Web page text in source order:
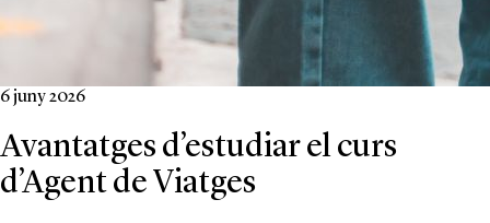
6 juny 2026
Avantatges d’estudiar el curs
d’Agent de Viatges